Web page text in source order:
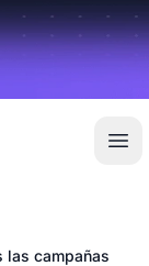
las campañas